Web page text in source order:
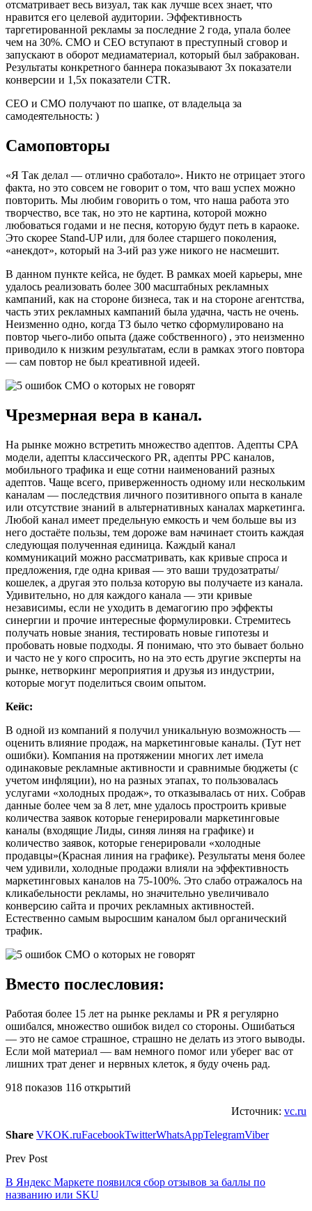
отсматривает весь визуал, так как лучше всех знает, что
нравится его целевой аудитории. Эффективность
таргетированной рекламы за последние 2 года, упала более
чем на 30%. СМО и СЕО вступают в преступный сговор и
запускают в оборот медиаматериал, который был забракован.
Результаты конкретного баннера показывают 3х показатели
конверсии и 1,5х показатели CTR.
СЕО и СМО получают по шапке, от владельца за
самодеятельность: )
Самоповторы
«Я Так делал — отлично сработало». Никто не отрицает этого
факта, но это совсем не говорит о том, что ваш успех можно
повторить. Мы любим говорить о том, что наша работа это
творчество, все так, но это не картина, которой можно
любоваться годами и не песня, которую будут петь в караоке.
Это скорее Stand-UP или, для более старшего поколения,
«анекдот», который на 3-ий раз уже никого не насмешит.
В данном пункте кейса, не будет. В рамках моей карьеры, мне
удалось реализовать более 300 масштабных рекламных
кампаний, как на стороне бизнеса, так и на стороне агентства,
часть этих рекламных кампаний была удачна, часть не очень.
Неизменно одно, когда ТЗ было четко сформулировано на
повтор чьего-либо опыта (даже собственного) , это неизменно
приводило к низким результатам, если в рамках этого повтора
— сам повтор не был креативной идеей.
Чрезмерная вера в канал.
На рынке можно встретить множество адептов. Адепты CPA
модели, адепты классического PR, адепты PPC каналов,
мобильного трафика и еще сотни наименований разных
адептов. Чаще всего, приверженность одному или нескольким
каналам — последствия личного позитивного опыта в канале
или отсутствие знаний в альтернативных каналах маркетинга.
Любой канал имеет предельную емкость и чем больше вы из
него достаёте пользы, тем дороже вам начинает стоить каждая
следующая полученная единица. Каждый канал
коммуникаций можно рассматривать, как кривые спроса и
предложения, где одна кривая — это ваши трудозатраты/
кошелек, а другая это польза которую вы получаете из канала.
Удивительно, но для каждого канала — эти кривые
независимы, если не уходить в демагогию про эффекты
синергии и прочие интересные формулировки. Стремитесь
получать новые знания, тестировать новые гипотезы и
пробовать новые подходы. Я понимаю, что это бывает больно
и часто не у кого спросить, но на это есть другие эксперты на
рынке, нетворкинг мероприятия и друзья из индустрии,
которые могут поделиться своим опытом.
Кейс:
В одной из компаний я получил уникальную возможность —
оценить влияние продаж, на маркетинговые каналы. (Тут нет
ошибки). Компания на протяжении многих лет имела
одинаковые рекламные активности и сравнимые бюджеты (с
учетом инфляции), но на разных этапах, то пользовалась
услугами «холодных продаж», то отказывалась от них. Собрав
данные более чем за 8 лет, мне удалось простроить кривые
количества заявок которые генерировали маркетинговые
каналы (входящие Лиды, синяя линяя на графике) и
количество заявок, которые генерировали «холодные
продавцы»(Красная линия на графике). Результаты меня более
чем удивили, холодные продажи влияли на эффективность
маркетинговых каналов на 75-100%. Это слабо отражалось на
кликабельности рекламы, но значительно увеличивало
конверсию сайта и прочих рекламных активностей.
Естественно самым выросшим каналом был органический
трафик.
Вместо послесловия:
Работая более 15 лет на рынке рекламы и PR я регулярно
ошибался, множество ошибок видел со стороны. Ошибаться
— это не самое страшное, страшно не делать из этого выводы.
Если мой материал — вам немного помог или уберег вас от
лишних трат денег и нервных клеток, я буду очень рад.
918 показов 116 открытий
Источник: vc.ru
Share VKOK.ruFacebookTwitterWhatsAppTelegramViber
Prev Post
В Яндекс Маркете появился сбор отзывов за баллы по
названию или SKU